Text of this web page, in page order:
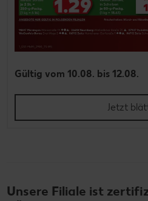
Gültig vom 10.08. bis 12.08.
Jetzt
Unsere Filiale ist